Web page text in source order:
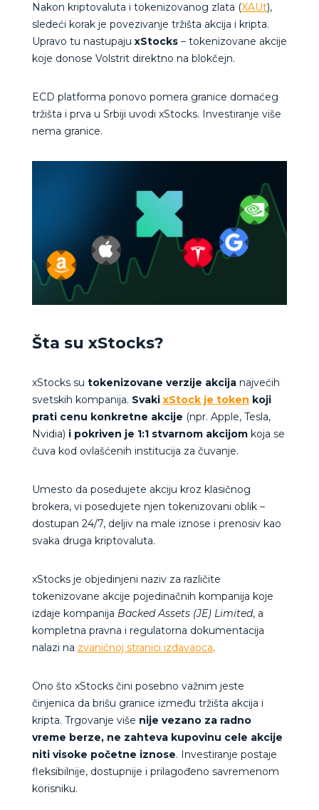
Nakon kriptovaluta i tokenizovanog zlata (XAUt),
sledeći korak je povezivanje tržišta akcija i kripta.
Upravo tu nastupaju xStocks– tokenizovane akcije
koje donose Volstrit direktno na blokčejn.
ECD platforma ponovo pomera granice domaćeg
tržišta i prva u Srbiji uvodi xStocks. Investiranje više
nema granice.
Šta su xStocks?
xStocks su tokenizovane verzije akcijanajvećih
svetskih kompanija. Svaki xStock je token koji
prati cenu konkretne akcije (npr. Apple, Tesla,
Nvidia) i pokriven je 1:1 stvarnom akcijomkoja se
čuva kod ovlašćenih institucija za čuvanje.
Umesto da posedujete akciju kroz klasičnog
brokera, vi posedujete njen tokenizovani oblik –
dostupan 24/7, deljiv na male iznose i prenosiv kao
svaka druga kriptovaluta.
xStocks je objedinjeni naziv za različite
tokenizovane akcije pojedinačnih kompanija koje
izdaje kompanija Backed Assets (JE) Limited, a
kompletna pravna i regulatorna dokumentacija
nalazi na zvaničnoj stranici izdavaoca.
Ono što xStocks čini posebno važnim jeste
činjenica da brišu granice između tržišta akcija i
kripta. Trgovanje više nije vezano za radno
vreme berze, ne zahteva kupovinu cele akcije
niti visoke početne iznose. Investiranje postaje
fleksibilnije, dostupnije i prilagođeno savremenom
korisniku.